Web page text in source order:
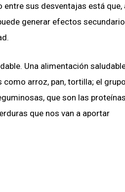
sus desventajas está que,
generar efectos
Una alimentación
arroz, pan, tortilla; el grupo
que son las proteínas
que nos van a aportar